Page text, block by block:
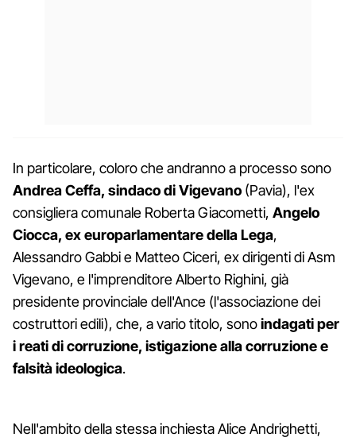
In particolare, coloro che andranno a processo sono
Andrea Ceffa, sindaco di Vigevano (Pavia), l'ex
consigliera comunale Roberta Giacometti, Angelo
Ciocca, ex europarlamentare della Lega,
Alessandro Gabbi e Matteo Ciceri, ex dirigenti di Asm
Vigevano, e l'imprenditore Alberto Righini, già
presidente provinciale dell'Ance (l'associazione dei
costruttori edili), che, a vario titolo, sonoindagati per
i reati di corruzione, istigazione alla corruzione e
falsità ideologica.
Nell'ambito della stessa inchiesta Alice Andrighetti,